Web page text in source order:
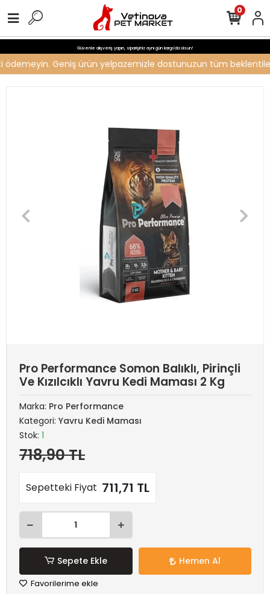
Güvenle alışveriş yapın, siparişiniz aynı gün kargo'da olsun!
Geniş ürün yelpazemizle dostunuzun tüm
0
Pro Performance Somon Balıklı, Pirinçli
Ve Kızılcıklı Yavru Kedi Maması 2 Kg
Marka: Pro Performance
Kategori: Yavru Kedi Maması
Stok: 1
718,90 TL
Sepetteki Fiyat 711,71 TL
Sepete Ekle Hemen Al
Favorilerime ekle